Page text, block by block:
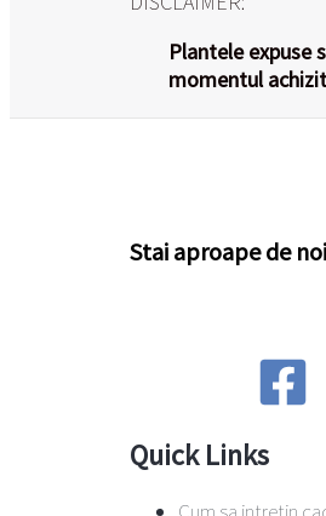
Plantele expuse
momentul
Stai aproape de
Quick Links